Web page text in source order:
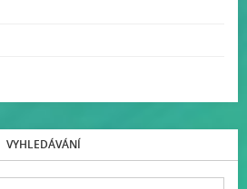
VYHLEDÁVÁNÍ